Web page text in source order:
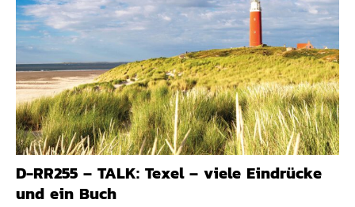
D-RR255 – TALK: Texel – viele Eindrücke
und ein Buch